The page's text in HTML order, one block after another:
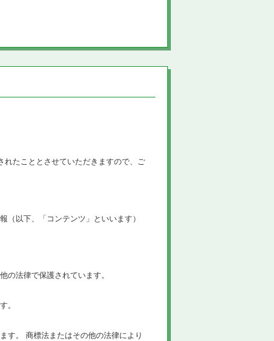
れたこととさせていただきますので、ご
以下、「コンテンツ」といいます）
の法律で保護されています。
。
す。 商標法またはその他の法律により